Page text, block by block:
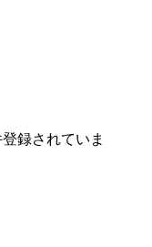
録されていま